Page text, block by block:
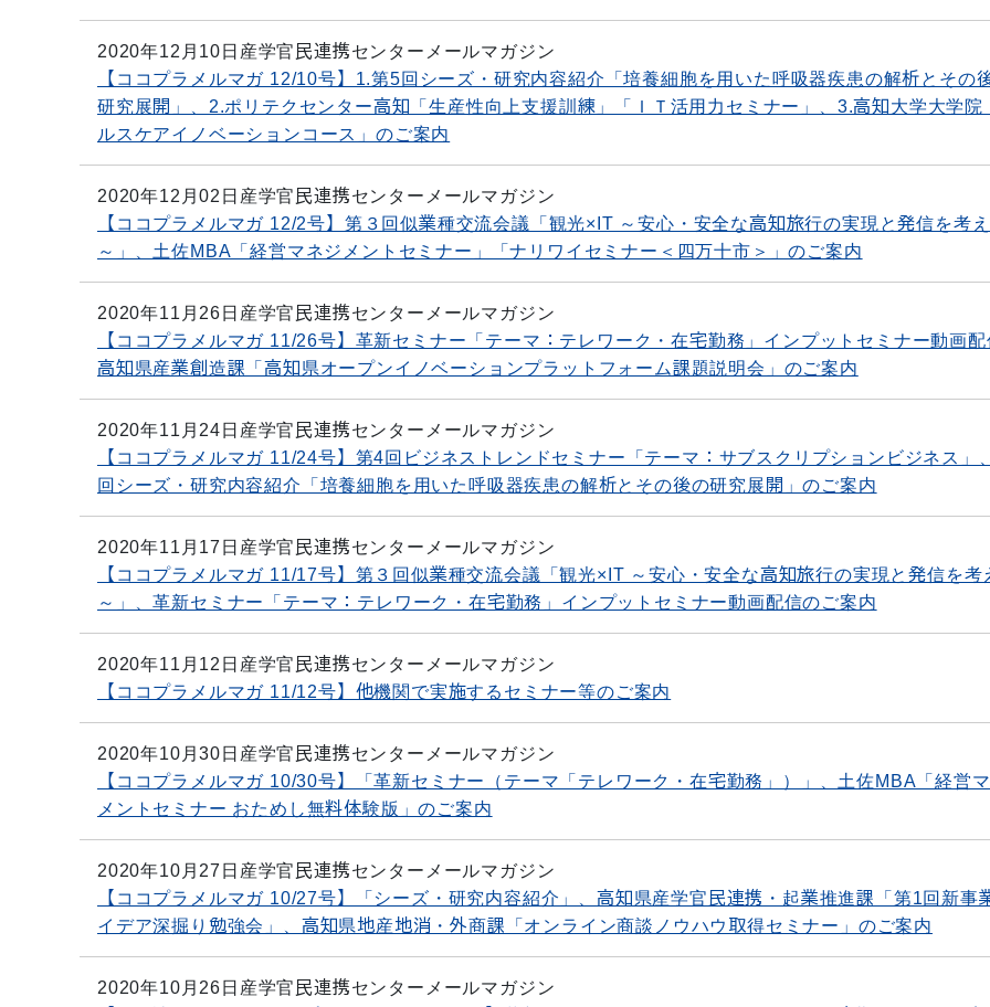
2020年12月10日 産学官民連携センターメールマガジン
【ココプラメルマガ 12/10号】1.第5回シーズ・研究内容紹介「培養細胞を用いた呼吸器疾患の解析とその
研究展開」、2.ポリテクセンター高知「生産性向上支援訓練」「ＩＴ活用力セミナー」、3.高知大学大学院
ルスケアイノベーションコース」のご案内
2020年12月02日 産学官民連携センターメールマガジン
【ココプラメルマガ 12/2号】第３回似業種交流会議「観光×IT ～安心・安全な高知旅行の実現と発信を考
～」、土佐MBA「経営マネジメントセミナー」「ナリワイセミナー＜四万十市＞」のご案内
2020年11月26日 産学官民連携センターメールマガジン
【ココプラメルマガ 11/26号】革新セミナー「テーマ：テレワーク・在宅勤務」インプットセミナー動画配
高知県産業創造課「高知県オープンイノベーションプラットフォーム課題説明会」のご案内
2020年11月24日 産学官民連携センターメールマガジン
【ココプラメルマガ 11/24号】第4回ビジネストレンドセミナー「テーマ：サブスクリプションビジネス」
回シーズ・研究内容紹介「培養細胞を用いた呼吸器疾患の解析とその後の研究展開」のご案内
2020年11月17日 産学官民連携センターメールマガジン
【ココプラメルマガ 11/17号】第３回似業種交流会議「観光×IT ～安心・安全な高知旅行の実現と発信を考
～」、革新セミナー「テーマ：テレワーク・在宅勤務」インプットセミナー動画配信のご案内
2020年11月12日 産学官民連携センターメールマガジン
【ココプラメルマガ 11/12号】他機関で実施するセミナー等のご案内
2020年10月30日 産学官民連携センターメールマガジン
【ココプラメルマガ 10/30号】「革新セミナー（テーマ「テレワーク・在宅勤務」）」、土佐MBA「経営
メントセミナー おためし無料体験版」のご案内
2020年10月27日 産学官民連携センターメールマガジン
【ココプラメルマガ 10/27号】「シーズ・研究内容紹介」、高知県産学官民連携・起業推進課「第1回新事
イデア深掘り勉強会」、高知県地産地消・外商課「オンライン商談ノウハウ取得セミナー」のご案内
2020年10月26日 産学官民連携センターメールマガジン